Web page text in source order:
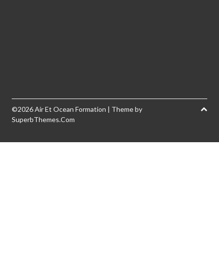
©2026 Air Et Ocean Formation | Theme by
SuperbThemes.Com